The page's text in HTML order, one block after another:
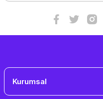
Kurumsal